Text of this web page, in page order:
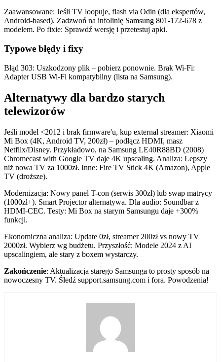
Zaawansowane: Jeśli TV loopuje, flash via Odin (dla ekspertów,
Android-based). Zadzwoń na infolinię Samsung 801-172-678 z
modelem. Po fixie: Sprawdź wersję i przetestuj apki.
Typowe błędy i fixy
Błąd 303: Uszkodzony plik – pobierz ponownie. Brak Wi-Fi:
Adapter USB Wi-Fi kompatybilny (lista na Samsung).
Alternatywy dla bardzo starych
telewizorów
Jeśli model <2012 i brak firmware'u, kup external streamer: Xiaomi
Mi Box (4K, Android TV, 200zł) – podłącz HDMI, masz
Netflix/Disney. Przykładowo, na Samsung LE40R88BD (2008)
Chromecast with Google TV daje 4K upscaling. Analiza: Lepszy
niż nowa TV za 1000zł. Inne: Fire TV Stick 4K (Amazon), Apple
TV (droższe).
Modernizacja: Nowy panel T-con (serwis 300zł) lub swap matrycy
(1000zł+). Smart Projector alternatywa. Dla audio: Soundbar z
HDMI-CEC. Testy: Mi Box na starym Samsungu daje +300%
funkcji.
Ekonomiczna analiza: Update 0zł, streamer 200zł vs nowy TV
2000zł. Wybierz wg budżetu. Przyszłość: Modele 2024 z AI
upscalingiem, ale stary z boxem wystarczy.
Zakończenie: Aktualizacja starego Samsunga to prosty sposób na
nowoczesny TV. Śledź support.samsung.com i fora. Powodzenia!